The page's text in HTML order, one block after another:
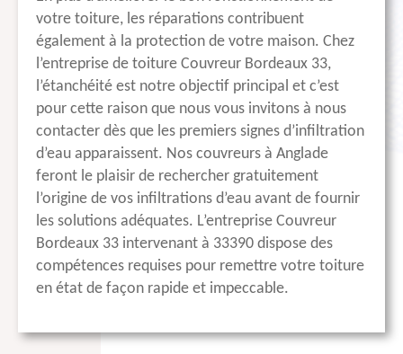
votre toiture, les réparations contribuent
également à la protection de votre maison. Chez
l’entreprise de toiture Couvreur Bordeaux 33,
l’étanchéité est notre objectif principal et c’est
pour cette raison que nous vous invitons à nous
contacter dès que les premiers signes d’infiltration
d’eau apparaissent. Nos couvreurs à Anglade
feront le plaisir de rechercher gratuitement
l’origine de vos infiltrations d’eau avant de fournir
les solutions adéquates. L’entreprise Couvreur
Bordeaux 33 intervenant à 33390 dispose des
compétences requises pour remettre votre toiture
en état de façon rapide et impeccable.